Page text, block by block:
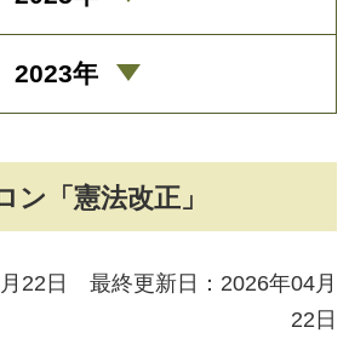
ン「憲法改正」
22日 最終更新日：2026年04月
22日
2023年